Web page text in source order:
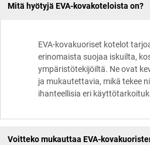
Mitä hyötyjä EVA-kovakoteloista on?
EVA-kovakuoriset kotelot
erinomaista suojaa iskuilta,
ympäristötekijöiltä. Ne ovat
ja mukautettavia, mikä tekee
ihanteellisia eri
Voitteko mukauttaa EVA-